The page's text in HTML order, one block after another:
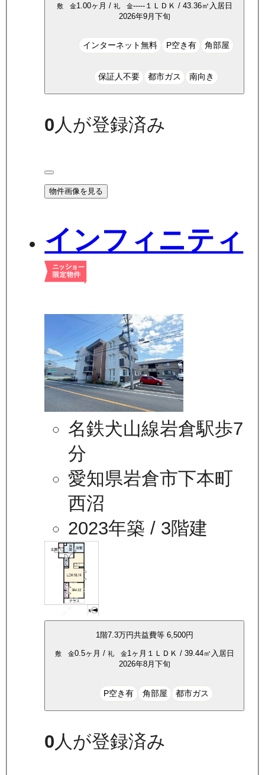
敷 金1.00ヶ月 / 礼 金-----１ＬＤＫ / 43.36㎡ 入居日
2026年9月下旬
インターネット無料 P空き有 角部屋
保証人不要 都市ガス 南向き
0人が登録済み
物件画像を見る
インフィニティ
名鉄犬山線岩倉駅歩7
分
愛知県岩倉市下本町
西沼
2023年築 / 3階建
1階7.3万円共益費等 6,500円
敷 金0.5ヶ月 / 礼 金1ヶ月 １ＬＤＫ / 39.44㎡ 入居日
2026年8月下旬
P空き有 角部屋 都市ガス
0人が登録済み